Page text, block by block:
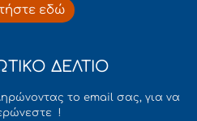
εδώ
ΔΕΛΤΙΟ
το email σας, για να
!